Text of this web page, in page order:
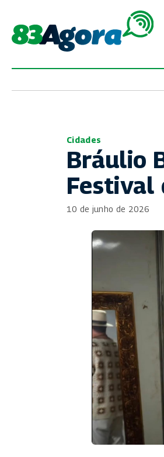
Cidades
Bráulio
Festival
10 de junho de 2026